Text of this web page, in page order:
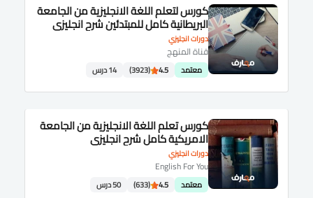
دورات انجليزي
كورس لتعلم اللغة الانجليزية من الجامعة
البريطانية كامل للمبتدئين شرح انجليزى
قناة المنهج
معتمد 4.5
(3923) 14 درس
دورات انجليزي
كورس تعلم اللغة الانجليزية من الجامعة
الامريكية كامل شرح انجليزى
English For You
معتمد 4.5
(633) 50 درس